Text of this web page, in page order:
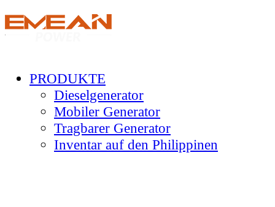
PRODUKTE
Dieselgenerator
Mobiler Generator
Tragbarer Generator
Inventar auf den Philippinen